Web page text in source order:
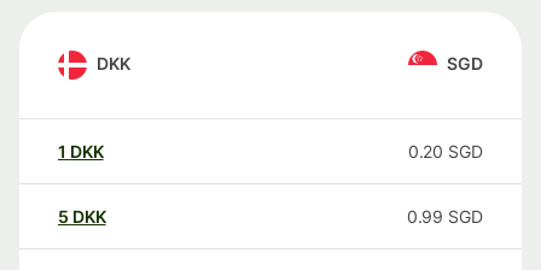
DKK SGD
1 DKK 0.20 SGD
5 DKK 0.99 SGD